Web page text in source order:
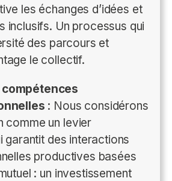
les échanges d’idées et
inclusifs. Un processus qui
des parcours et
le collectif.
compétences
: Nous considérons
comme un levier
garantit des interactions
productives basées
: un investissement